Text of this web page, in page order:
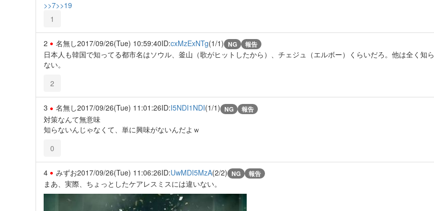
>>7>>19
1
2 名無し2017/09/26(Tue) 10:59:40ID:cxMzExNTg(1/1) NG 報告
日本人も韓国で知ってる都市名はソウル、釜山（歌がヒットしたから）、チェジュ（エルボー）くらいだろ。他は全く知ら
ない。
2
3 名無し2017/09/26(Tue) 11:01:26ID:I5NDI1NDI(1/1) NG 報告
対策なんて無意味
知らないんじゃなくて、単に興味がないんだよｗ
0
4 みずお2017/09/26(Tue) 11:06:26ID:UwMDI5MzA(2/2) NG 報告
まあ、実際、ちょっとしたケアレスミスには違いない。